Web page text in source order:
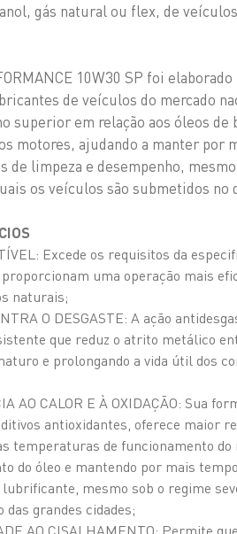
gás natural ou flex, de
10W30 SP foi
de veículos do mercado
superior em relação aos óleos de
motores, ajudando a manter por
de limpeza e desempenho,
os veículos são submetidos no
Excede os requisitos da
proporcionam uma operação mais
naturais;
O DESGASTE: A ação
que reduz o atrito metálico
e prolongando a vida útil dos
AO CALOR E À OXIDAÇÃO: Sua
antioxidantes, oferece maior
temperaturas de funcionamento do
do óleo e mantendo por mais
mesmo sob o regime
grandes cidades;
AO CISALHAMENTO: Permite